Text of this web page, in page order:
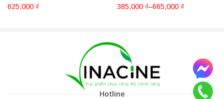
Giúp bảo vệ và cải thiện tình trạng da khô, da đỏ, giảm các vết
Giúp kích thích quá trình sản xuất collagen, làm cho da tràn
625,000 ₫ 385,000 ₫–665,000 ₫
Hotline